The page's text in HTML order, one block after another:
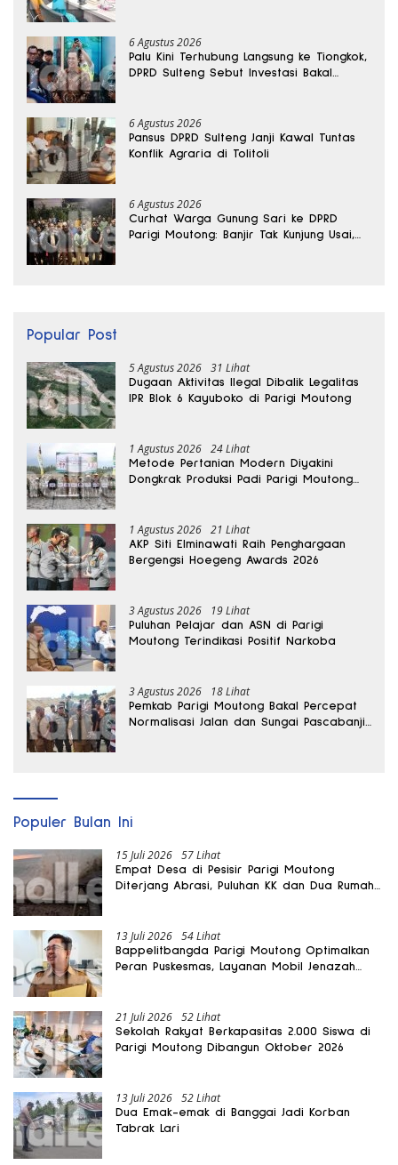
6 Agustus 2026
Palu Kini Terhubung Langsung ke Tiongkok,
DPRD Sulteng Sebut Investasi Bakal
6 Agustus 2026
Pansus DPRD Sulteng Janji Kawal Tuntas
Konflik Agraria di Tolitoli
6 Agustus 2026
Curhat Warga Gunung Sari ke DPRD
Parigi Moutong: Banjir Tak Kunjung Usai,
Popular Post
5 Agustus 2026 31 Lihat
Dugaan Aktivitas Ilegal Dibalik Legalitas
IPR Blok 6 Kayuboko di Parigi Moutong
1 Agustus 2026 24 Lihat
Metode Pertanian Modern Diyakini
Dongkrak Produksi Padi Parigi Moutong
1 Agustus 2026 21 Lihat
AKP Siti Elminawati Raih Penghargaan
Bergengsi Hoegeng Awards 2026
3 Agustus 2026 19 Lihat
Puluhan Pelajar dan ASN di Parigi
Moutong Terindikasi Positif Narkoba
3 Agustus 2026 18 Lihat
Pemkab Parigi Moutong Bakal Percepat
Normalisasi Jalan dan Sungai Pascabanjir
Populer Bulan Ini
15 Juli 2026 57 Lihat
Empat Desa di Pesisir Parigi Moutong
Diterjang Abrasi, Puluhan KK dan Dua Rumah
13 Juli 2026 54 Lihat
Bappelitbangda Parigi Moutong Optimalkan
Peran Puskesmas, Layanan Mobil Jenazah
21 Juli 2026 52 Lihat
Sekolah Rakyat Berkapasitas 2.000 Siswa di
Parigi Moutong Dibangun Oktober 2026
13 Juli 2026 52 Lihat
Dua Emak-emak di Banggai Jadi Korban
Tabrak Lari